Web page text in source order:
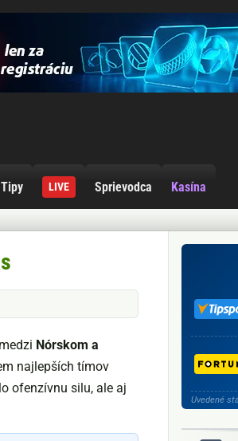
Tipy LIVE Sprievodca Kasína
medzi Nórskom a
najlepších tímov
ofenzívnu silu, ale aj
Uvedené